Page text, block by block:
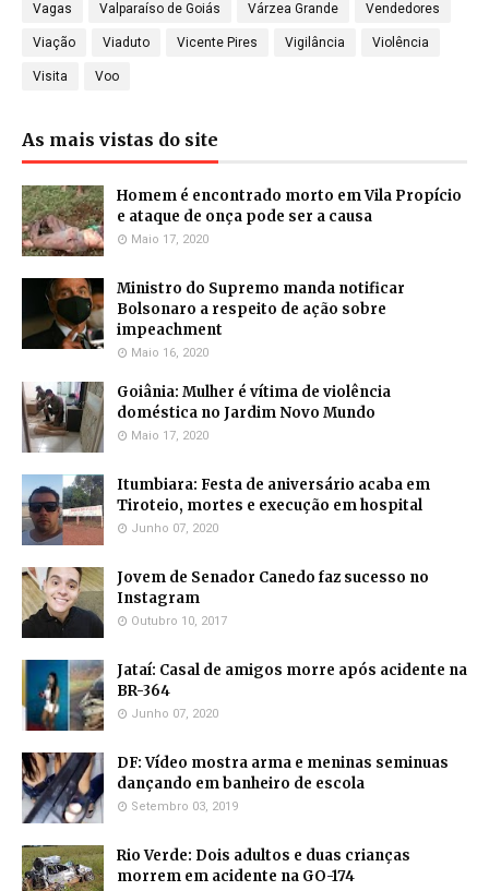
Vagas Valparaíso de Goiás Várzea Grande Vendedores
Viação Viaduto Vicente Pires Vigilância Violência
Visita Voo
As mais vistas do site
Homem é encontrado morto em Vila Propício
e ataque de onça pode ser a causa
Maio 17, 2020
Ministro do Supremo manda notificar
Bolsonaro a respeito de ação sobre
impeachment
Maio 16, 2020
Goiânia: Mulher é vítima de violência
doméstica no Jardim Novo Mundo
Maio 17, 2020
Itumbiara: Festa de aniversário acaba em
Tiroteio, mortes e execução em hospital
Junho 07, 2020
Jovem de Senador Canedo faz sucesso no
Instagram
Outubro 10, 2017
Jataí: Casal de amigos morre após acidente na
BR-364
Junho 07, 2020
DF: Vídeo mostra arma e meninas seminuas
dançando em banheiro de escola
Setembro 03, 2019
Rio Verde: Dois adultos e duas crianças
morrem em acidente na GO-174